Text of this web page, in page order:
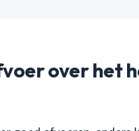
over het